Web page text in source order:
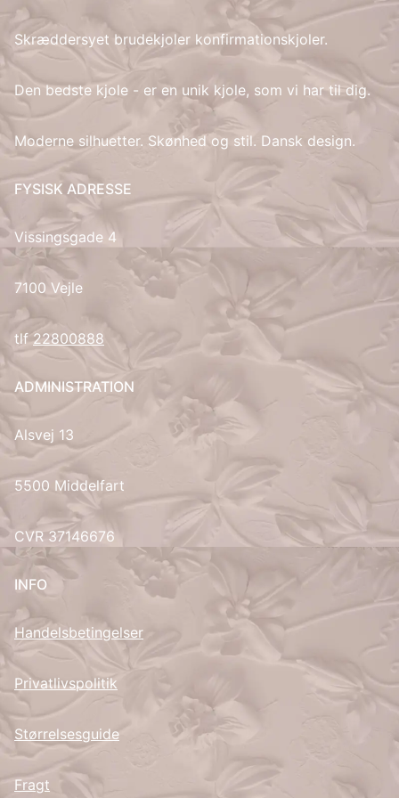
IT
LV
LT
RU
ES
Skræddersyet brudekjoler konfirmationskjoler.
Den bedste kjole - er en unik kjole, som vi har til dig.
Moderne silhuetter. Skønhed og stil. Dansk design.
FYSISK ADRESSE
Vissingsgade 4
7100 Vejle
tlf22800888
ADMINISTRATION
Alsvej 13
5500 Middelfart
CVR 37146676
INFO
Handelsbetingelser
Privatlivspolitik
Størrelsesguide
Fragt